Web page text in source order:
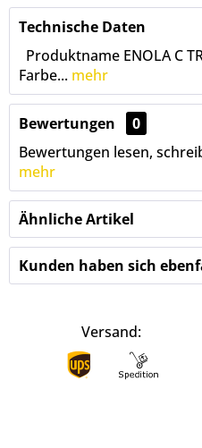
Technische Daten
Produktname ENOLA C
Farbe... mehr
Bewertungen
0
Bewertungen lesen,
mehr
Ähnliche Artikel
Kunden haben sich
Versand: